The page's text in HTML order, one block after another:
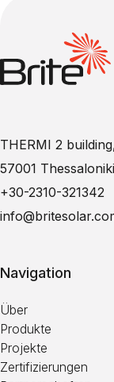
THERMI 2
57001
+30-2310-321342
Navigation
Über
Produkte
Projekte
Zertifizierungen